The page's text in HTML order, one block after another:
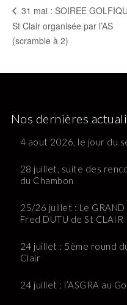
31 mai : SOIREE
St Clair organisée par l’AS
(scramble à 2)
Nos dernières
4 aout 2026, le jour du
28 juillet, suite des
du Chambon
25/26 juillet : Le
Fred DUTU de St CLAIR
24 juillet : 5ème round
Clair
24 juillet : l’ASGRA au